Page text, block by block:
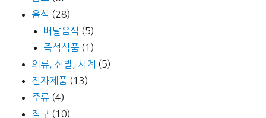
음식 (28)
배달음식 (5)
즉석식품 (1)
의류, 신발, 시계 (5)
전자제품 (13)
주류 (4)
직구 (10)